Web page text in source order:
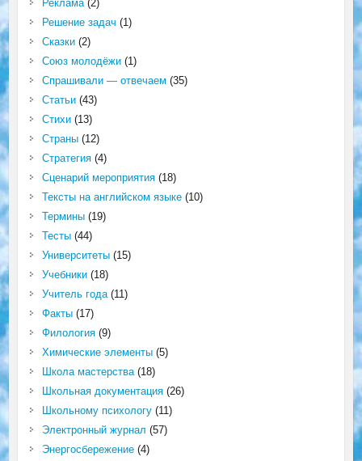
Реклама(2)
Решение задач (1)
Сказки(2)
Союз молодёжи(1)
Спрашивали — отвечаем (35)
Статьи(43)
Стихи(13)
Страны(12)
Стратегия(4)
Сценарий мероприятия(18)
Тексты на английском языке(10)
Термины(19)
Тесты(44)
Университеты(15)
Учебники(18)
Учитель года(11)
Факты(17)
Филология(9)
Химические элементы(5)
Школа мастерства(18)
Школьная документация(26)
Школьному психологу(11)
Электронный журнал (57)
Энергосбережение(4)